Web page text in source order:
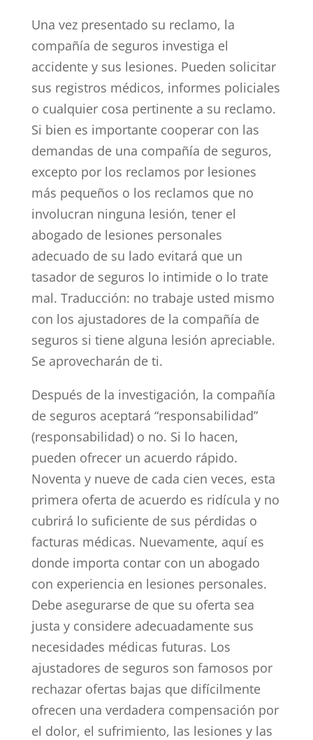
Una vez presentado su reclamo, la
compañía de seguros investiga el
accidente y sus lesiones. Pueden solicitar
sus registros médicos, informes policiales
o cualquier cosa pertinente a su reclamo.
Si bien es importante cooperar con las
demandas de una compañía de seguros,
excepto por los reclamos por lesiones
más pequeños o los reclamos que no
involucran ninguna lesión, tener el
abogado de lesiones personales
adecuado de su lado evitará que un
tasador de seguros lo intimide o lo trate
mal. Traducción: no trabaje usted mismo
con los ajustadores de la compañía de
seguros si tiene alguna lesión apreciable.
Se aprovecharán de ti.
Después de la investigación, la compañía
de seguros aceptará “responsabilidad”
(responsabilidad) o no. Si lo hacen,
pueden ofrecer un acuerdo rápido.
Noventa y nueve de cada cien veces, esta
primera oferta de acuerdo es ridícula y no
cubrirá lo suficiente de sus pérdidas o
facturas médicas. Nuevamente, aquí es
donde importa contar con un abogado
con experiencia en lesiones personales.
Debe asegurarse de que su oferta sea
justa y considere adecuadamente sus
necesidades médicas futuras. Los
ajustadores de seguros son famosos por
rechazar ofertas bajas que difícilmente
ofrecen una verdadera compensación por
el dolor, el sufrimiento, las lesiones y las